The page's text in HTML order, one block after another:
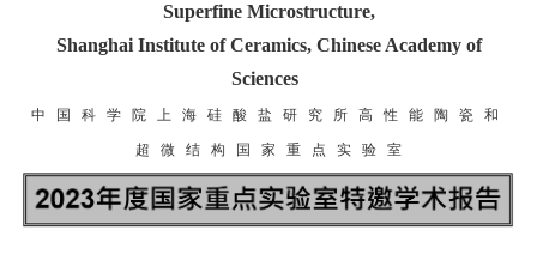
Superfine Microstructure,
Shanghai Institute of Ceramics, Chinese Academy of
Sciences
中 国 科 学 院 上 海 硅 酸 盐 研 究 所 高 性 能 陶 瓷 和
超 微 结 构 国 家 重 点 实 验 室